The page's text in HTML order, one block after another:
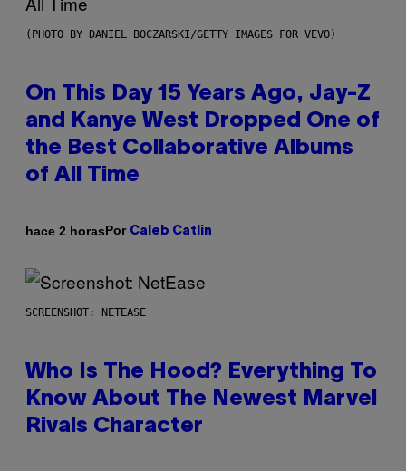
(PHOTO BY DANIEL BOCZARSKI/GETTY IMAGES FOR VEVO)
On This Day 15 Years Ago, Jay-Z
and Kanye West Dropped One of
the Best Collaborative Albums
of All Time
hace 2 horasPor Caleb Catlin
SCREENSHOT: NETEASE
Who Is The Hood? Everything To
Know About The Newest Marvel
Rivals Character